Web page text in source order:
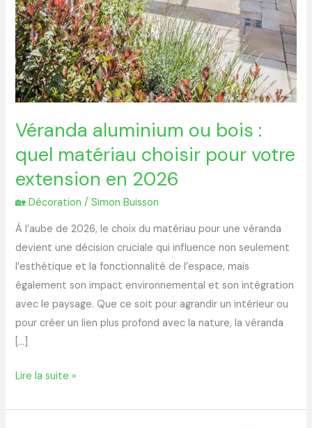
Véranda aluminium ou bois :
quel matériau choisir pour votre
extension en 2026
🏡 Décoration /Simon Buisson
À l’aube de 2026, le choix du matériau pour une véranda
devient une décision cruciale qui influence non seulement
l’esthétique et la fonctionnalité de l’espace, mais
également son impact environnemental et son intégration
avec le paysage. Que ce soit pour agrandir un intérieur ou
pour créer un lien plus profond avec la nature, la véranda
[…]
Lire la suite »